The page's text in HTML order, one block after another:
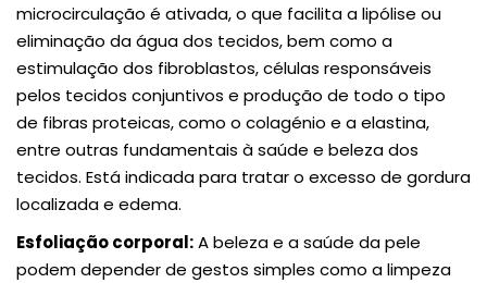
microcirculação é ativada, o que facilita a lipólise ou
eliminação da água dos tecidos, bem como a
estimulação dos fibroblastos, células responsáveis
pelos tecidos conjuntivos e produção de todo o tipo
de fibras proteicas, como o colagénio e a elastina,
entre outras fundamentais à saúde e beleza dos
tecidos. Está indicada para tratar o excesso de gordura
localizada e edema.
Esfoliação corporal:A beleza e a saúde da pele
podem depender de gestos simples como a limpeza